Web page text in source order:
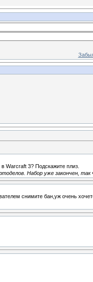
Warcraft 3? Подскажите плиз.
Набор уже закончен,
снимите бан,уж очень